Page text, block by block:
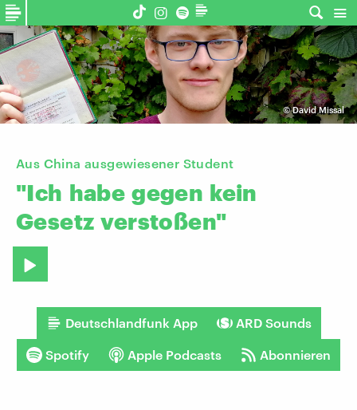
©David Missal
Aus China ausgewiesener Student
"Ich habe gegen kein
Gesetz verstoßen"
Deutschlandfunk App ARD Sounds
Spotify Apple Podcasts Abonnieren